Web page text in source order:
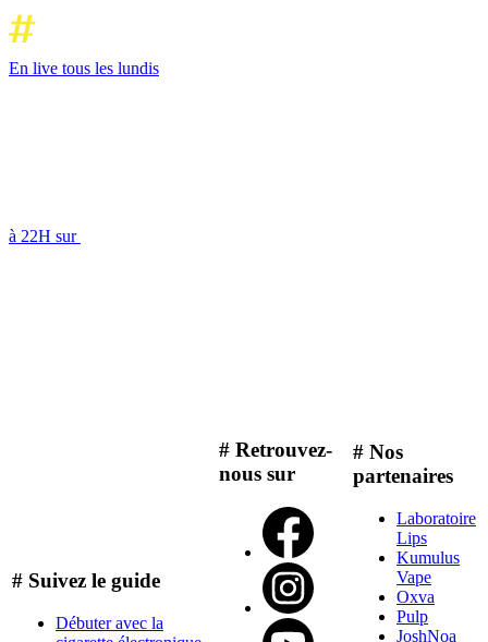
En live tous les lundis
à 22H sur
# Suivez le guide
Débuter avec la
# Retrouvez-
nous sur
# Nos
partenaires
Laboratoire
Lips
Kumulus
Vape
Oxva
Pulp
JoshNoa